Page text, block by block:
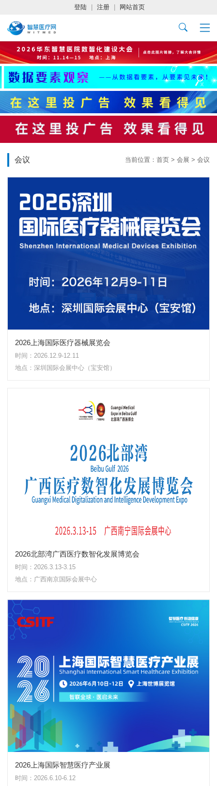
登陆 注册 网站首页
会议 当前位置： 首页 > 会展 > 会议
2026上海国际医疗器械展览会
时间：2026.12.9-12.11
地点：深圳国际会展中心（宝安馆）
2026北部湾广西医疗数智化发展博览会
时间：2026.3.13-3.15
地点：广西南京国际会展中心
2026上海国际智慧医疗产业展
时间：2026.6.10-6.12